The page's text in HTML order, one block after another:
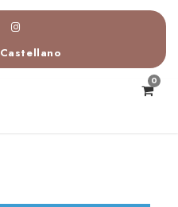
Castellano
0